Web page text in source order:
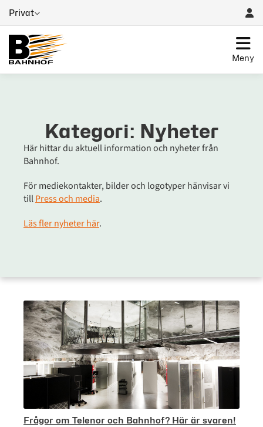
Privat
Meny
Kategori: Nyheter
Här hittar du aktuell information och nyheter från
Bahnhof.
För mediekontakter, bilder och logotyper hänvisar vi
tillPress och media.
Läs fler nyheter här.
Frågor om Telenor och Bahnhof? Här är svaren!